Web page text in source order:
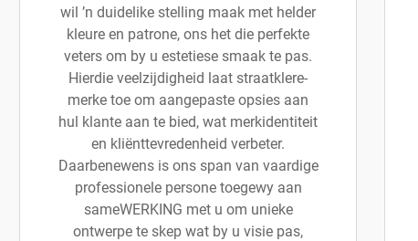
wil ’n duidelike stelling maak met helder
kleure en patrone, ons het die perfekte
veters om by u estetiese smaak te pas.
Hierdie veelzijdigheid laat straatklere-
merke toe om aangepaste opsies aan
hul klante aan te bied, wat merkidentiteit
en kliënttevredenheid verbeter.
Daarbenewens is ons span van vaardige
professionele persone toegewy aan
sameWERKING met u om unieke
ontwerpe te skep wat by u visie pas,